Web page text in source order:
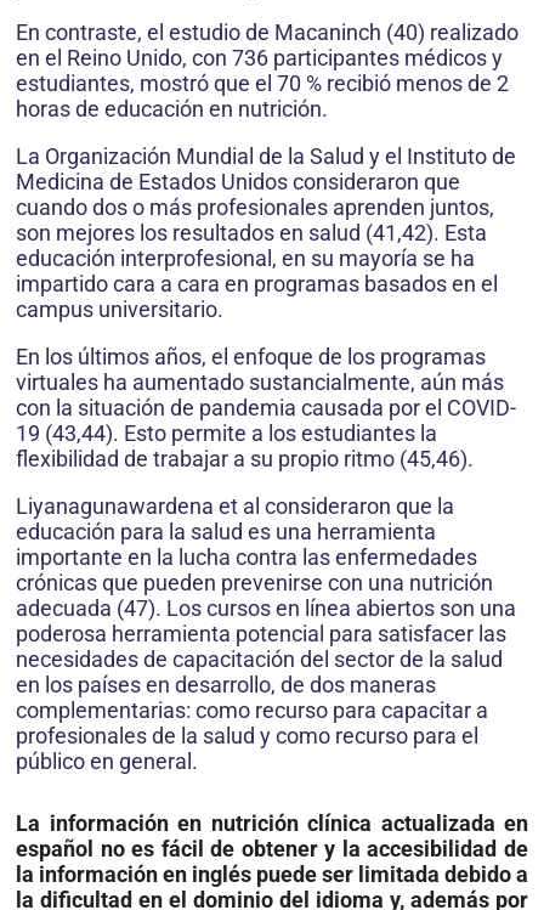
En contraste, el estudio de Macaninch (40) realizado
en el Reino Unido, con 736 participantes médicos y
estudiantes, mostró que el 70 % recibió menos de 2
horas de educación en nutrición.
La Organización Mundial de la Salud y el Instituto de
Medicina de Estados Unidos consideraron que
cuando dos o más profesionales aprenden juntos,
son mejores los resultados en salud (41,42). Esta
educación interprofesional, en su mayoría se ha
impartido cara a cara en programas basados en el
campus universitario.
En los últimos años, el enfoque de los programas
virtuales ha aumentado sustancialmente, aún más
con la situación de pandemia causada por el COVID-
19 (43,44). Esto permite a los estudiantes la
flexibilidad de trabajar a su propio ritmo (45,46).
Liyanagunawardena et al consideraron que la
educación para la salud es una herramienta
importante en la lucha contra las enfermedades
crónicas que pueden prevenirse con una nutrición
adecuada (47). Los cursos en línea abiertos son una
poderosa herramienta potencial para satisfacer las
necesidades de capacitación del sector de la salud
en los países en desarrollo, de dos maneras
complementarias: como recurso para capacitar a
profesionales de la salud y como recurso para el
público en general.
La información en nutrición clínica actualizada en
español no es fácil de obtener y la accesibilidad de
la información en inglés puede ser limitada debido a
la dificultad en el dominio del idioma y, además por